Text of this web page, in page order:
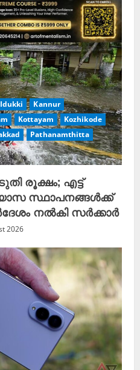
Idukki
Kannur
Kottayam
Kozhikode
Pathanamthitta
രൂക്ഷം; എട്ട്
സ്ഥാപനങ്ങൾക്ക്
നൽകി സർക്കാർ
2026